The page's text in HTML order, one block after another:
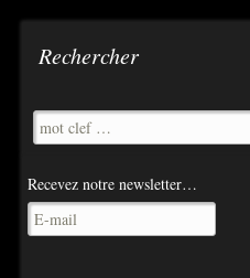
Rechercher
Recevez notre newsletter…